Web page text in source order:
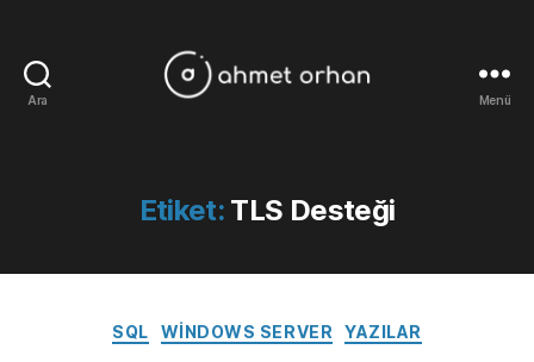
Ara Menü
Etiket: TLS Desteği
Kategoriler
SQL WINDOWS SERVER YAZILAR